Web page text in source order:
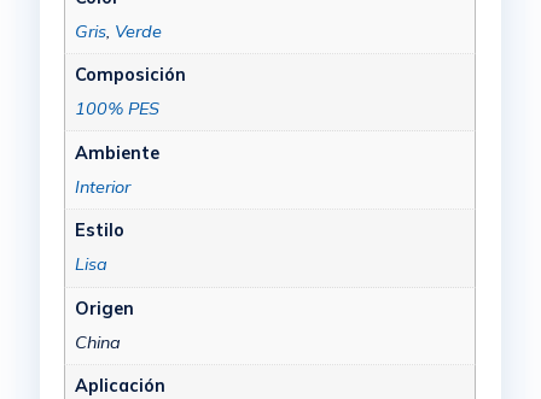
Gris, Verde
Composición
100% PES
Ambiente
Interior
Estilo
Lisa
Origen
China
Aplicación